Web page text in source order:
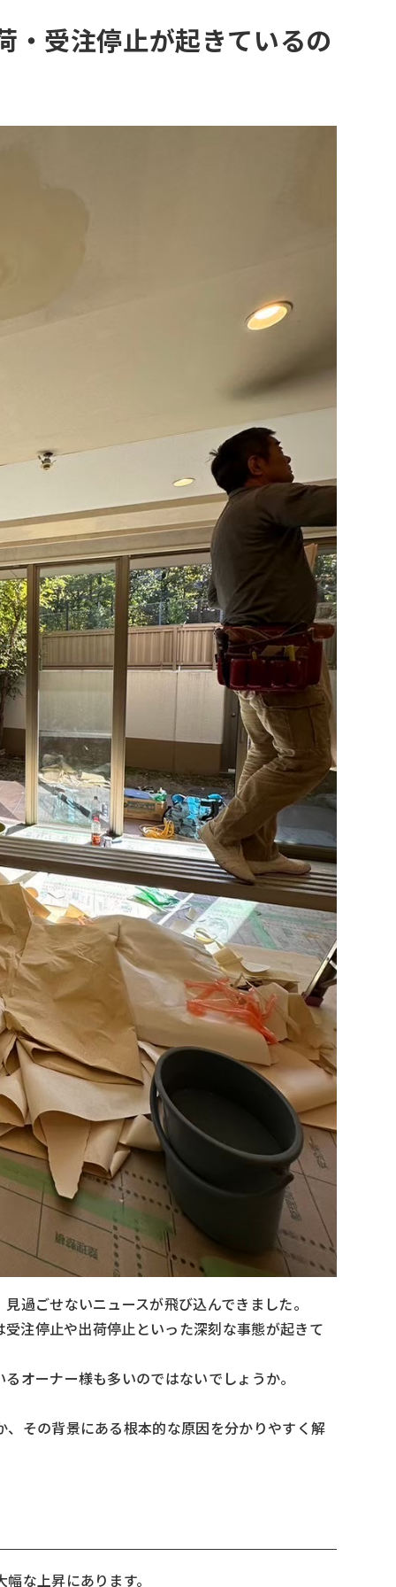
受注停止が起きているの
過ごせないニュースが飛び込んできました。
注停止や出荷停止といった深刻な事態が起きて
オーナー様も多いのではないでしょうか。
その背景にある根本的な原因を分かりやすく解
な上昇にあります。